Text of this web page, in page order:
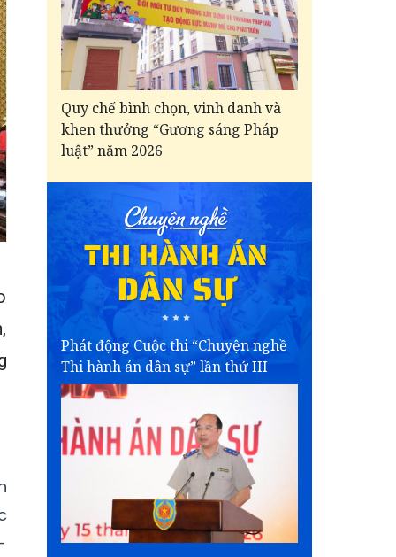
Quy chế bình chọn, vinh danh và
khen thưởng “Gương sáng Pháp
luật” năm 2026
Phát động Cuộc thi “Chuyện nghề
Thi hành án dân sự” lần thứ III